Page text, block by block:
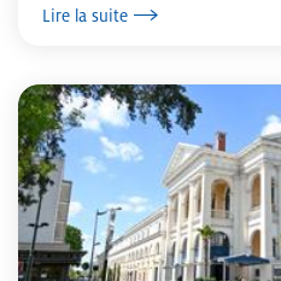
Lire la suite